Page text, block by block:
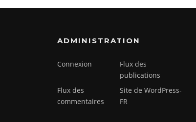
ADMINISTRATION
Connexion
Flux des
publications
Flux des
commentaires
Site de WordPress-
FR